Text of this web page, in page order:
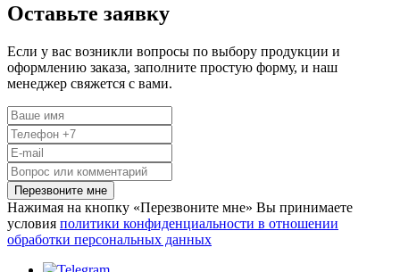
Оставьте заявку
Если у вас возникли вопросы по выбору продукции и
оформлению заказа, заполните простую форму, и наш
менеджер свяжется с вами.
Перезвоните мне
Нажимая на кнопку «Перезвоните мне» Вы принимаете
условия политики конфиденциальности в отношении
обработки персональных данных